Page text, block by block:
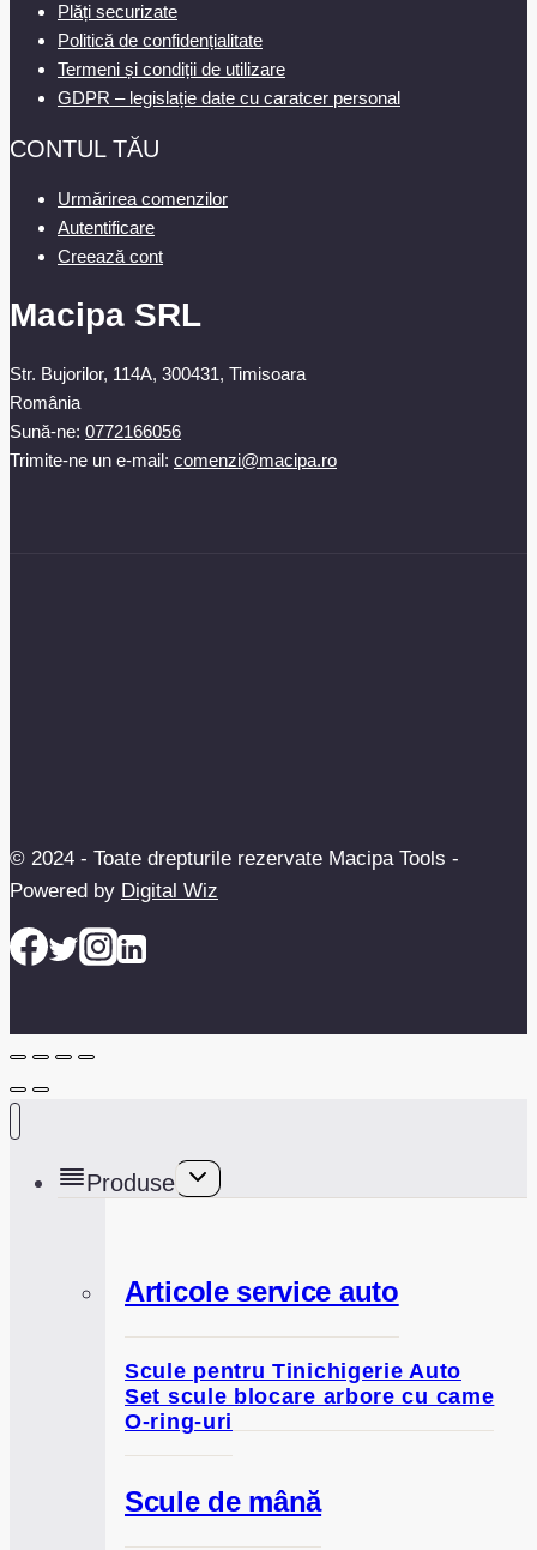
Plăți securizate
Politică de confidențialitate
Termeni și condiții de utilizare
GDPR – legislație date cu caratcer personal
CONTUL TĂU
Urmărirea comenzilor
Autentificare
Creează cont
Macipa SRL
Str. Bujorilor, 114A, 300431, Timisoara
România
Sună-ne: 0772166056
Trimite-ne un e-mail: comenzi@macipa.ro
© 2024 - Toate drepturile rezervate Macipa Tools -
Powered by Digital Wiz
Produse
Toggle
Articole service auto
Scule pentru Tinichigerie Auto
Set scule blocare arbore cu came
O-ring-uri
Scule de mână